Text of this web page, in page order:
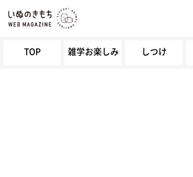
TOP 雑学お楽しみ しつけ